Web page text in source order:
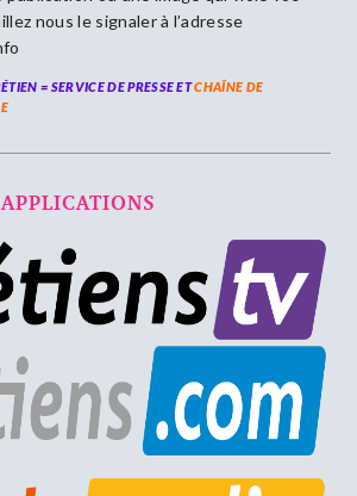
nous le signaler à l’adresse
= SERVICE DE PRESSE ETCHAÎNE DE